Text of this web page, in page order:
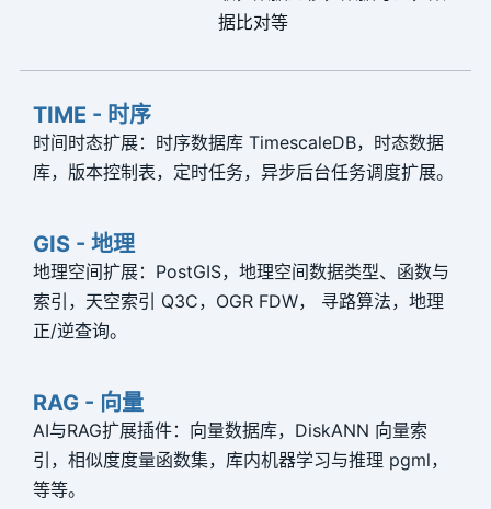
据比对等
TIME - 时序
时间时态扩展：时序数据库 TimescaleDB，时态数据
库，版本控制表，定时任务，异步后台任务调度扩展。
GIS - 地理
地理空间扩展：PostGIS，地理空间数据类型、函数与
索引，天空索引 Q3C，OGR FDW， 寻路算法，地理
正/逆查询。
RAG - 向量
AI与RAG扩展插件：向量数据库，DiskANN 向量索
引，相似度度量函数集，库内机器学习与推理 pgml，
等等。